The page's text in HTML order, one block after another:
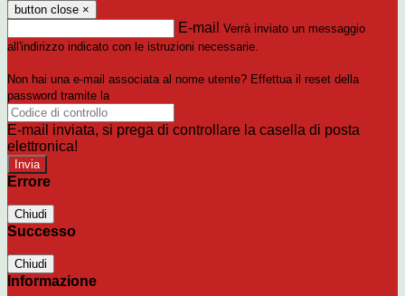
button close ×
E-mail Verrà inviato un messaggio
all'indirizzo indicato con le istruzioni necessarie.
Non hai una e-mail associata al nome utente? Effettua il reset della
password tramite la
E-mail inviata, si prega di controllare la casella di posta
elettronica!
Errore
Chiudi
Successo
Chiudi
Informazione